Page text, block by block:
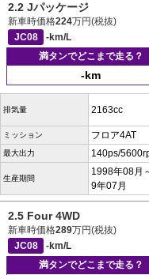
2.2 Jパッケージ
新車時価格224万円(税抜)
JC08
-km/L
満タンでどこまで走る？
-km
排気量 2163cc
ミッション フロア4AT
最大出力 140ps/
生産期間
1998年08月
9年07月
2.5 Four 4WD
新車時価格289万円(税抜)
JC08
-km/L
満タンでどこまで走る？